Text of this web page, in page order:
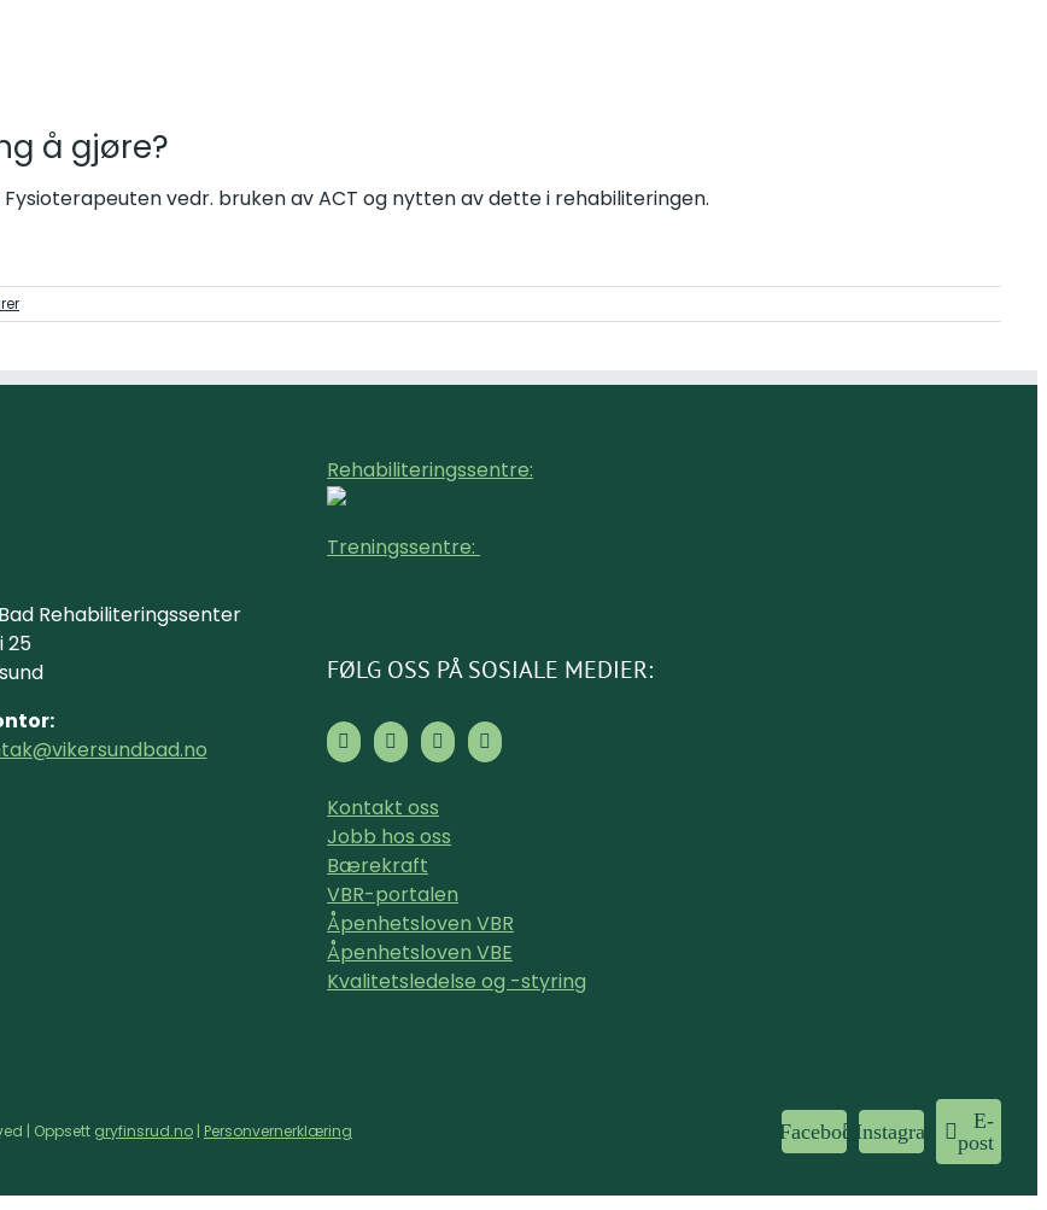
å gjøre?
vedr. bruken av ACT og nytten av dette i rehabiliteringen.
Rehabiliteringssenter
25
Rehabiliteringssentre:
Treningssentre:
FØLG OSS PÅ SOSIALE MEDIER:
Kontakt oss
Jobb hos oss
Bærekraft
VBR-portalen
Åpenhetsloven VBR
Åpenhetsloven VBE
Kvalitetsledelse og -styring
| Oppsett gryfinsrud.no | Personvernerklæring FacebookInstagram
E-
post